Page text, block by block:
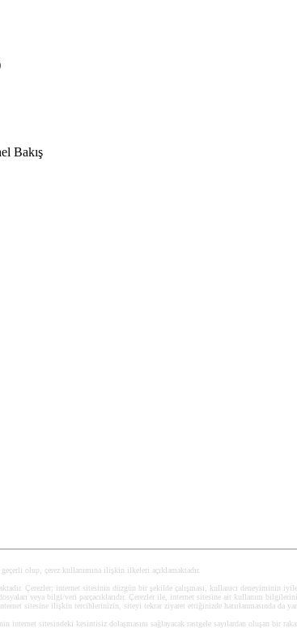
Bakış
olup, çerez kullanımına ilişkin ilkeleri açıklamaktadır.
Çerezler; internet sitesinin düzgün bir şekilde çalışması, kullanıcı
veya bilgi/veri parçacıklarıdır. Çerezler ile, internet sitesine ait kullanım
sitesine ilişkin tercihlerinizin, siteyi tekrar ziyaret ettiğinizde hatırlanmasında da
sitesindeki kesintisiz dolaşmasını sağlayacak rastgele sayılardan oluşan